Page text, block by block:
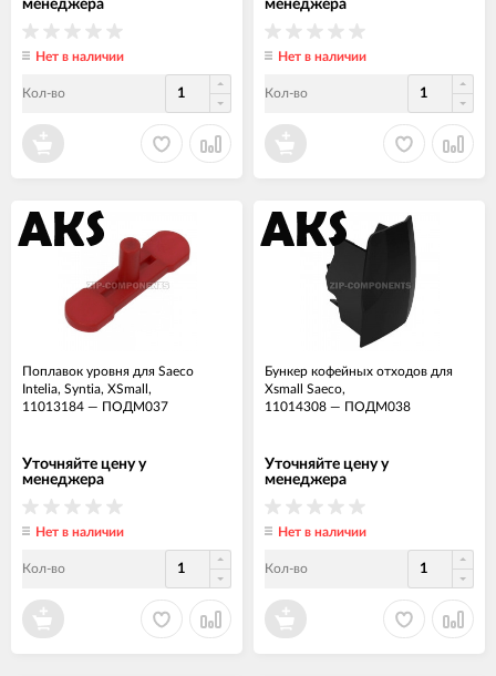
менеджера
Нет в наличии
Кол-во
менеджера
Нет в наличии
Кол-во
Поплавок уровня для Saeco
Intelia, Syntia, XSmall,
11013184 — ПОДМ037
Уточняйте цену у
менеджера
Нет в наличии
Кол-во
Бункер кофейных отходов для
Xsmall Saeco,
11014308 — ПОДМ038
Уточняйте цену у
менеджера
Нет в наличии
Кол-во